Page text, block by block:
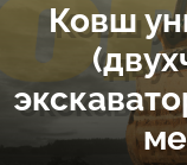
Ковш